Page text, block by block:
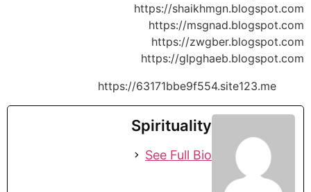
https://shaikhmgn.blogspot.com
https://msgnad.blogspot.com
https://zwgber.blogspot.com
https://glpghaeb.blogspot.com
https://63171bbe9f554.site123.me
Spirituality
See Full Bio